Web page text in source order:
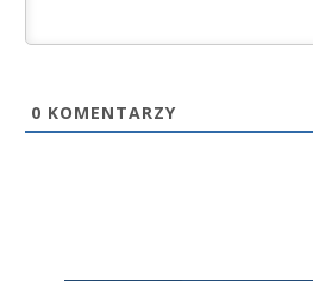
0 KOMENTARZY